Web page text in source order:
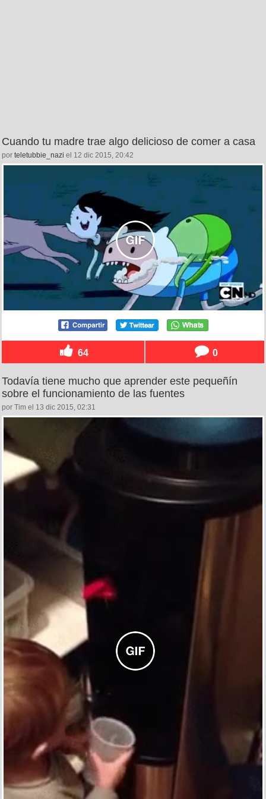
Cuando tu madre trae algo delicioso de comer a casa
por teletubbie_nazi el 12 dic 2015, 20:42
64 0
Todavía tiene mucho que aprender este pequeñín
sobre el funcionamiento de las fuentes
por Tim el 13 dic 2015, 02:31